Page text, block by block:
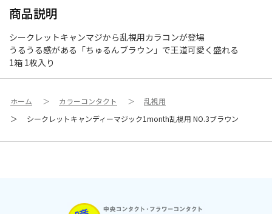
商品説明
シークレットキャンマジから乱視用カラコンが登場
うるうる感がある「ちゅるんブラウン」で王道可愛く盛れる
1箱 1枚入り
ホーム ＞ カラーコンタクト ＞
乱視用
＞
シークレットキャンディーマジック1month乱視用 NO.3ブラウン